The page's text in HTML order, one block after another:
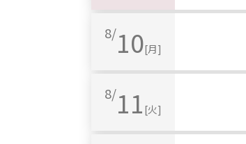
8/10[月]
8/11 [火]